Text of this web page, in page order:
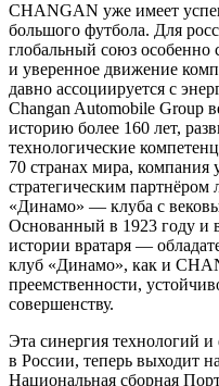
CHANGAN уже имеет
большого футбола. Для
глобальный союз
и уверенное движение
давно ассоциируется с
Changan Automobile Group
историю более 160 лет,
технологические
70 странах мира, компания
стратегическим партнёром
«Динамо» — клуба с
Основанный в 1923 году и
истории вратаря —
клуб «Динамо», как и
преемственности,
совершенству.
Эта синергия технологий
в России, теперь выходит
Национальная сборная